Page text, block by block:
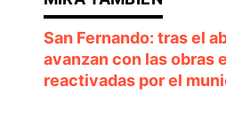
San Fernando: tras el
avanzan con las obras
reactivadas por el